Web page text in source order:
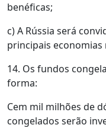
benéficas;
c) A Rússia será
principais economias
14. Os fundos
forma:
Cem mil milhões de
congelados serão